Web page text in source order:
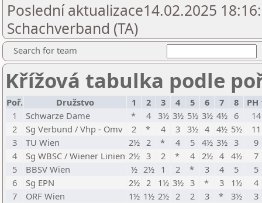
Poslední aktualizace14.02.2025
Schachverband (TA)
Search for team
Křížová tabulka podle
Poř. Družstvo 1 2 3 4 5 6 7 8
1
Schwarze Dame * 4 3½ 3½ 5½ 3½ 4½ 6
14
2
Sg Verbund / Vhp - Omv 2 * 4 3 3½ 4 4½ 5½
11
3
TU Wien 2½ 2 * 4 5 4½ 3½ 3
9
4
Sg WBSC / Wiener Linien 2½ 3 2 * 4 2½ 4 4½
7
5
BBSV Wien ½ 2½ 1 2 * 3 4 5
5
6
Sg EPN 2½ 2 1½ 3½ 3 * 3 1½
4
7
ORF Wien 1½ 1½ 2½ 2 2 3 * 3½
3